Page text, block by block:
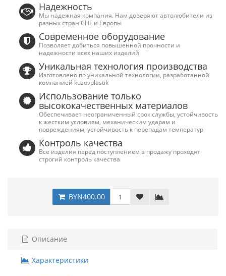
Надежность
Мы надежная компания. Нам доверяют автолюбители из
разных стран СНГ и Европы
Современное оборудование
Позволяет добиться повышенной прочности и
надежности всех наших изделий
Уникальная технология производства
Изготовлено по уникальной технологии, разработанной
компанией kuzovplastik
Использование только
высококачественных материалов
Обеспечивает неограниченный срок службы, устойчивость
к жестким условиям, механическим ударам и
повреждениям, устойчивость к перепадам температур
Контроль качества
Все изделия перед поступлением в продажу проходят
строгий контроль качества
BYN400.00
Описание
Характеристики